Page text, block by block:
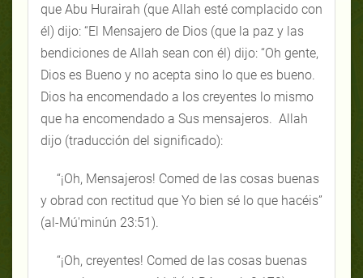
que Abu Hurairah (que Allah esté complacido con
él) dijo: “El Mensajero de Dios (que la paz y las
bendiciones de Allah sean con él) dijo: “Oh gente,
Dios es Bueno y no acepta sino lo que es bueno.
Dios ha encomendado a los creyentes lo mismo
que ha encomendado a Sus mensajeros. Allah
dijo (traducción del significado):
“¡Oh, Mensajeros! Comed de las cosas buenas
y obrad con rectitud que Yo bien sé lo que hacéis”
(al-Mú'minún 23:51).
“¡Oh, creyentes! Comed de las cosas buenas